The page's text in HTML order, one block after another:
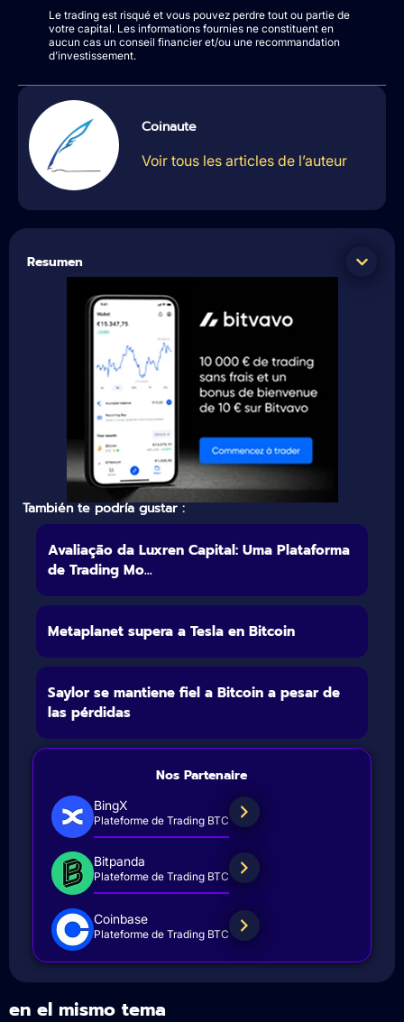
Le trading est risqué et vous pouvez perdre tout ou partie de
votre capital. Les informations fournies ne constituent en
aucun cas un conseil financier et/ou une recommandation
d’investissement.
Coinaute
Voir tous les articles de l’auteur
Resumen
También te podría gustar :
Avaliação da Luxren Capital: Uma Plataforma
de Trading Mo...
Metaplanet supera a Tesla en Bitcoin
Saylor se mantiene fiel a Bitcoin a pesar de
las pérdidas
Nos Partenaire
BingX
Plateforme de Trading BTC
Bitpanda
Plateforme de Trading BTC
Coinbase
Plateforme de Trading BTC
en el mismo tema